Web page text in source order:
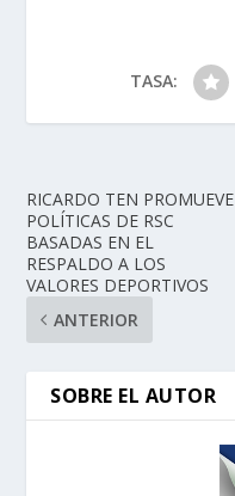
TASA:
RICARDO TEN PROMUEVE
POLÍTICAS DE RSC
BASADAS EN EL
RESPALDO A LOS
VALORES DEPORTIVOS
ANTERIOR
SOBRE EL AUTOR